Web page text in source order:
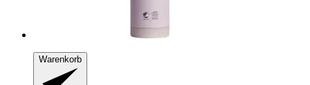
Warenkorb